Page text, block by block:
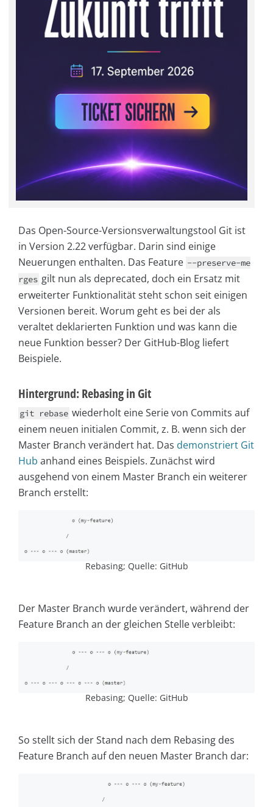
Das Open-Source-Versionsverwaltungstool Git ist
in Version 2.22 verfügbar. Darin sind einige
Neuerungen enthalten. Das Feature --preserve-me
rges gilt nun als deprecated, doch ein Ersatz mit
erweiterter Funktionalität steht schon seit einigen
Versionen bereit. Worum geht es bei der als
veraltet deklarierten Funktion und was kann die
neue Funktion besser? Der GitHub-Blog liefert
Beispiele.
Hintergrund: Rebasing in Git
git rebase wiederholt eine Serie von Commits auf
einem neuen initialen Commit, z. B. wenn sich der
Master Branch verändert hat. Das demonstriert Git
Hub anhand eines Beispiels. Zunächst wird
ausgehend von einem Master Branch ein weiterer
Branch erstellt:
Rebasing; Quelle: GitHub
Der Master Branch wurde verändert, während der
Feature Branch an der gleichen Stelle verbleibt:
Rebasing; Quelle: GitHub
So stellt sich der Stand nach dem Rebasing des
Feature Branch auf den neuen Master Branch dar: